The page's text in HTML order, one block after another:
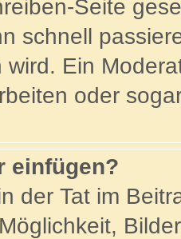
Seite
schnell
wird. Ein
oder
einfügen?
der Tat im